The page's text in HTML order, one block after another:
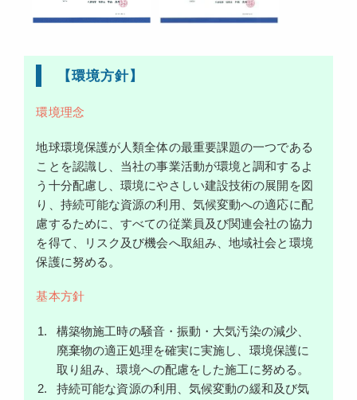
【環境方針】
環境理念
地球環境保護が人類全体の最重要課題の一つである
ことを認識し、当社の事業活動が環境と調和するよ
う十分配慮し、環境にやさしい建設技術の展開を図
り、持続可能な資源の利用、気候変動への適応に配
慮するために、すべての従業員及び関連会社の協力
を得て、リスク及び機会へ取組み、地域社会と環境
保護に努める。
基本方針
構築物施工時の騒音・振動・大気汚染の減少、
廃棄物の適正処理を確実に実施し、環境保護に
取り組み、環境への配慮をした施工に努める。
持続可能な資源の利用、気候変動の緩和及び気